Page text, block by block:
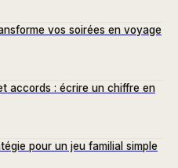
vos soirées en voyage
accords : écrire un chiffre en
pour un jeu familial simple